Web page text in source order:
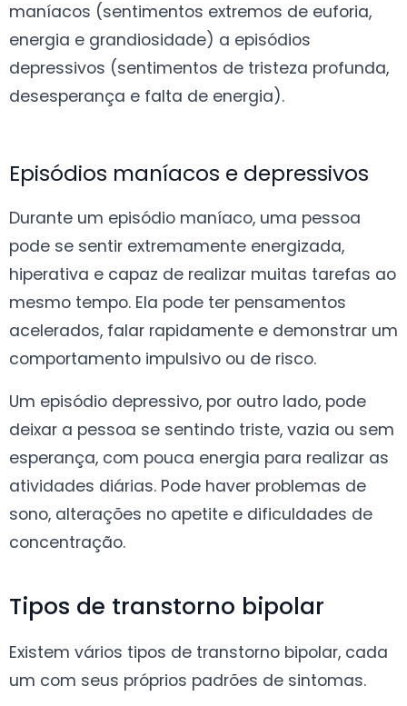
maníacos (sentimentos extremos de euforia,
energia e grandiosidade) a episódios
depressivos (sentimentos de tristeza profunda,
desesperança e falta de energia).
Episódios maníacos e depressivos
Durante um episódio maníaco, uma pessoa
pode se sentir extremamente energizada,
hiperativa e capaz de realizar muitas tarefas ao
mesmo tempo. Ela pode ter pensamentos
acelerados, falar rapidamente e demonstrar um
comportamento impulsivo ou de risco.
Um episódio depressivo, por outro lado, pode
deixar a pessoa se sentindo triste, vazia ou sem
esperança, com pouca energia para realizar as
atividades diárias. Pode haver problemas de
sono, alterações no apetite e dificuldades de
concentração.
Tipos de transtorno bipolar
Existem vários tipos de transtorno bipolar, cada
um com seus próprios padrões de sintomas.